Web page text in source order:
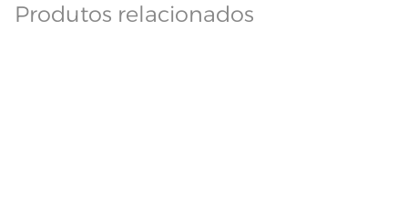
Produtos relacionados